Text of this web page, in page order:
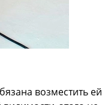
возместить ей